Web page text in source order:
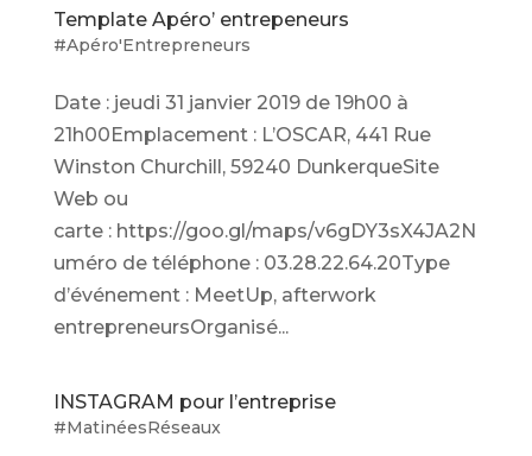
Template Apéro’ entrepeneurs
#Apéro'Entrepreneurs
Date : jeudi 31 janvier 2019 de 19h00 à
21h00Emplacement : L’OSCAR, 441 Rue
Winston Churchill, 59240 DunkerqueSite
Web ou
carte : https://goo.gl/maps/v6gDY3sX4JA2N
uméro de téléphone : 03.28.22.64.20Type
d’événement : MeetUp, afterwork
entrepreneursOrganisé...
INSTAGRAM pour l’entreprise
#MatinéesRéseaux